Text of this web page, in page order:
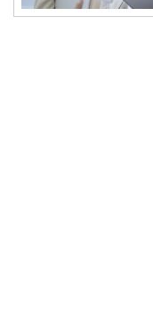
◎楽々安
会計
月
決算
定期訪
申請書
経営相
各種